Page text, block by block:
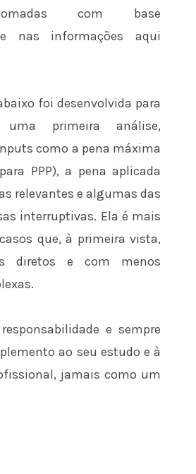
com base
nas informações aqui
foi desenvolvida para
primeira análise,
como a pena máxima
PPP), a pena aplicada
relevantes e algumas das
interruptivas. Ela é mais
que, à primeira vista,
diretos e com menos
e sempre
ao seu estudo e à
jamais como um